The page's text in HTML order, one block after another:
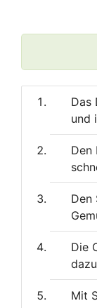
Das
und
Den
Den
Die
Mit